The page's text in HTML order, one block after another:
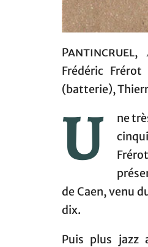
Pantincruel,
Frédéric
(batterie),
U
ne
de Caen, venu
dix.
Puis plus jazz